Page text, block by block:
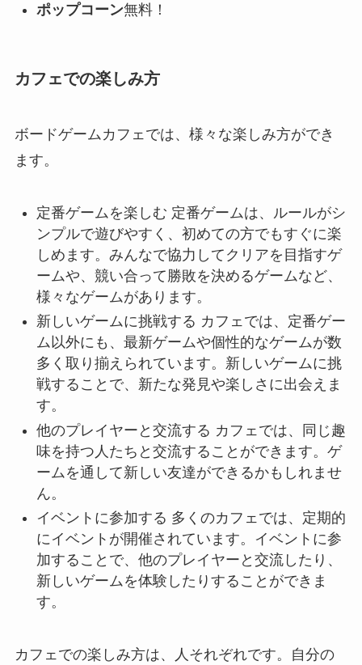
ポップコーン無料！
カフェでの楽しみ方
ボードゲームカフェでは、様々な楽しみ方ができ
ます。
定番ゲームを楽しむ 定番ゲームは、ルールがシ
ンプルで遊びやすく、初めての方でもすぐに楽
しめます。みんなで協力してクリアを目指すゲ
ームや、競い合って勝敗を決めるゲームなど、
様々なゲームがあります。
新しいゲームに挑戦する カフェでは、定番ゲー
ム以外にも、最新ゲームや個性的なゲームが数
多く取り揃えられています。新しいゲームに挑
戦することで、新たな発見や楽しさに出会えま
す。
他のプレイヤーと交流する カフェでは、同じ趣
味を持つ人たちと交流することができます。ゲ
ームを通して新しい友達ができるかもしれませ
ん。
イベントに参加する 多くのカフェでは、定期的
にイベントが開催されています。イベントに参
加することで、他のプレイヤーと交流したり、
新しいゲームを体験したりすることができま
す。
カフェでの楽しみ方は、人それぞれです。自分の